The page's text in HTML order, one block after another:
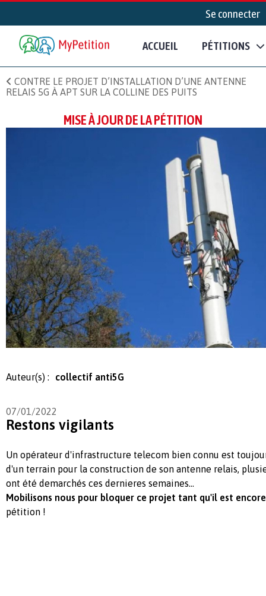
Se connecter
ACCUEIL PÉTITIONS
CONTRE LE PROJET D’INSTALLATION D’UNE ANTENNE
RELAIS 5G À APT SUR LA COLLINE DES PUITS
MISE À JOUR DE LA PÉTITION
Auteur(s) : collectif anti5G
07/01/2022
Restons vigilants
Un opérateur d'infrastructure telecom bien connu est
d'un terrain pour la construction de son antenne relais,
ont été demarchés ces dernieres semaines...
Mobilisons nous pour bloquer ce projet tant qu'il est
pétition !